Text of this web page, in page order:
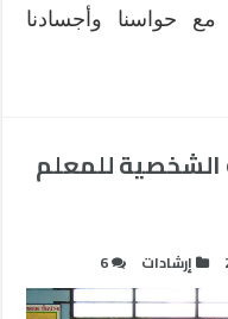
حواسنا وأجسادنا
للمعلم
إرشادات 6